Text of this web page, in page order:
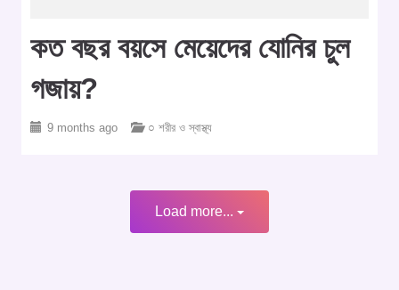
কত বছর বয়সে মেয়েদের যোনির চুল
গজায়?
9 months ago ○ শরীর ও স্বাস্থ্য
Load more...